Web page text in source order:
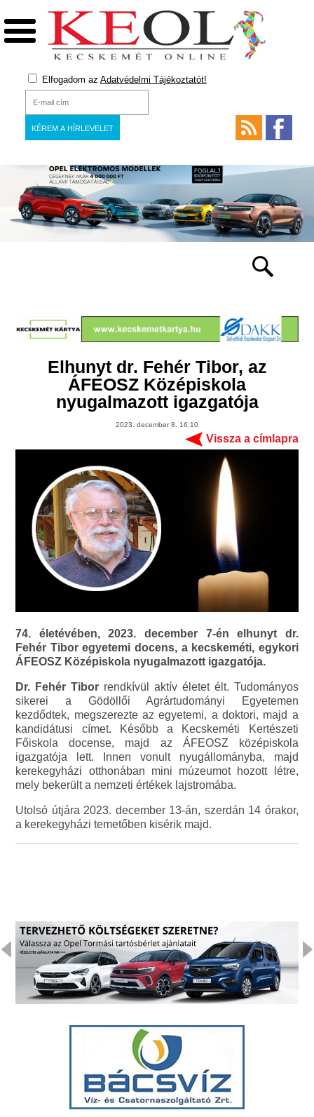
Elfogadom az Adatvédelmi Tájékoztatót!
Elhunyt dr. Fehér Tibor, az
ÁFEOSZ Középiskola
nyugalmazott igazgatója
2023. december 8. 16:10
Vissza a címlapra
74. életévében, 2023. december 7-én elhunyt dr.
Fehér Tibor egyetemi docens, a kecskeméti, egykori
ÁFEOSZ Középiskola nyugalmazott igazgatója.
Dr. Fehér Tibor rendkívül aktív életet élt. Tudományos
sikerei a Gödöllői Agrártudományi Egyetemen
kezdődtek, megszerezte az egyetemi, a doktori, majd a
kandidátusi címet. Később a Kecskeméti Kertészeti
Főiskola docense, majd az ÁFEOSZ középiskola
igazgatója lett. Innen vonult nyugállományba, majd
kerekegyházi otthonában mini múzeumot hozott létre,
mely bekerült a nemzeti értékek lajstromába.
Utolsó útjára 2023. december 13-án, szerdán 14 órakor,
a kerekegyházi temetőben kisérik majd.